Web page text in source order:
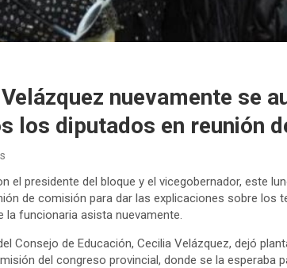
nuevamente se
los diputados en reunión
el presidente del bloque y el vicegobernador, este
de comisión para dar las explicaciones sobre los
la funcionaria asista nuevamente.
Consejo de Educación, Cecilia Velázquez, dejó
del congreso provincial, donde se la esperaba